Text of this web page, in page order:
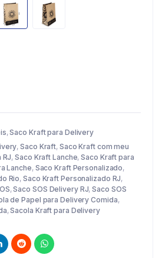
,Saco Kraft para Delivery
,Saco Kraft, Saco Kraft com meu
RJ,Saco Kraft Lanche,Saco Kraft para
Lanche, Saco Kraft Personalizado,
Rio,Saco Kraft Personalizado RJ,
,Saco SOS Delivery RJ,Saco SOS
de Papel para Delivery Comida,
,Sacola Kraft para Delivery